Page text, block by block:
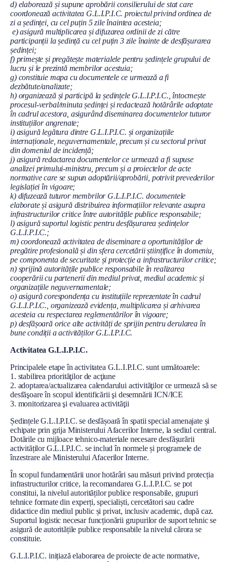
d) elaborează și supune aprobării consilierului de stat care
coordonează activitatea G.L.I.P.I.C. proiectul privind ordinea de
zi a ședinței, cu cel puțin 5 zile înaintea acesteia;
e) asigură multiplicarea și difuzarea ordinii de zi către
participanții la ședință cu cel puțin 3 zile înainte de desfășurarea
ședinței;
f) primește și pregătește materialele pentru ședințele grupului de
lucru și le prezintă membrilor acestuia;
g) constituie mapa cu documentele ce urmează a fi
dezbătute/analizate;
h) organizează și participă la ședințele G.L.I.P.I.C., întocmește
procesul-verbal/minuta ședinței și redactează hotărârile adoptate
în cadrul acestora, asigurând diseminarea documentelor tuturor
instituțiilor angrenate;
i) asigură legătura dintre G.L.I.P.I.C. și organizațiile
internaționale, neguvernamentale, precum și cu sectorul privat
din domeniul de incidență;
j) asigură redactarea documentelor ce urmează a fi supuse
analizei primului-ministru, precum și a proiectelor de acte
normative care se supun adoptării/aprobării, potrivit prevederilor
legislației în vigoare;
k) difuzează tuturor membrilor G.L.I.P.I.C. documentele
elaborate și asigură distribuirea informațiilor relevante asupra
infrastructurilor critice între autoritățile publice responsabile;
l) asigură suportul logistic pentru desfășurarea ședințelor
G.L.I.P.I.C.;
m) coordonează activitatea de diseminare a oportunităților de
pregătire profesională și din sfera cercetării științifice în domeniu,
pe componenta de securitate și protecție a infrastructurilor critice;
n) sprijină autoritățile publice responsabile în realizarea
cooperării cu partenerii din mediul privat, mediul academic și
organizațiile neguvernamentale;
o) asigură corespondența cu instituțiile reprezentate în cadrul
G.L.I.P.I.C., organizează evidența, multiplicarea și arhivarea
acesteia cu respectarea reglementărilor în vigoare;
p) desfășoară orice alte activități de sprijin pentru derularea în
bune condiții a activităților G.L.I.P.I.C.
Activitatea G.L.I.P.I.C.
Principalele etape în activitatea G.L.I.P.I.C. sunt următoarele:
1. stabilirea priorităţilor de acţiune
2. adoptarea/actualizarea calendarului activităţilor ce urmează să se
desfăşoare în scopul identificării şi desemnării ICN/ICE
3. monitorizarea şi evaluarea activităţii
Ședințele G.L.I.P.I.C. se desfășoară în spatii special amenajate și
echipate prin grija Ministerului Afacerilor Interne, la sediul central.
Dotările cu mijloace tehnico-materiale necesare desfășurării
activităților G.L.I.P.I.C. se includ în normele și programele de
înzestrare ale Ministerului Afacerilor Interne.
În scopul fundamentării unor hotărâri sau măsuri privind protecția
infrastructurilor critice, la recomandarea G.L.I.P.I.C. se pot
constitui, la nivelul autorităților publice responsabile, grupuri
tehnice formate din experți, specialiști, cercetători sau cadre
didactice din mediul public și privat, inclusiv academic, după caz.
Suportul logistic necesar funcționării grupurilor de suport tehnic se
asigură de autoritățile publice responsabile la nivelul cărora se
constituie.
G.L.I.P.I.C. inițiază elaborarea de proiecte de acte normative,